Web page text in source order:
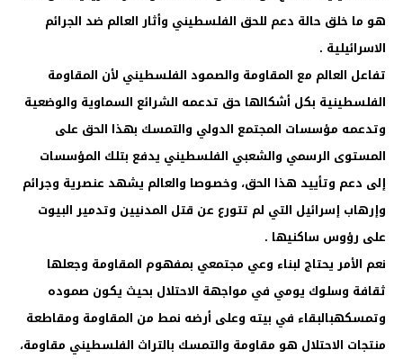
هو ما خلق حالة دعم للحق الفلسطيني وأثار العالم ضد الجرائم
الاسرائيلية .
تفاعل العالم مع المقاومة والصمود الفلسطيني لأن المقاومة
الفلسطينية بكل أشكالها حق تدعمه الشرائع السماوية والوضعية
وتدعمه مؤسسات المجتمع الدولي والتمسك بهذا الحق على
المستوى الرسمي والشعبي الفلسطيني يدفع بتلك المؤسسات
إلى دعم وتأييد هذا الحق، وخصوصا والعالم يشهد عنصرية وجرائم
وإرهاب إسرائيل التي لم تتورع عن قتل المدنيين وتدمير البيوت
على رؤوس ساكنيها .
نعم الأمر يحتاج لبناء وعي مجتمعي بمفهوم المقاومة وجعلها
ثقافة وسلوك يومي في مواجهة الاحتلال بحيث يكون صموده
وتمسكهبالبقاء في بيته وعلى أرضه نمط من المقاومة ومقاطعة
منتجات الاحتلال هو مقاومة والتمسك بالتراث الفلسطيني مقاومة،